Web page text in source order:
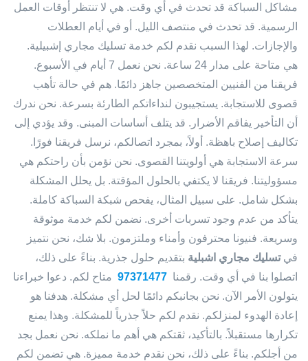
مشاكل السباكة قد تحدث في أي وقت. هي لا تنتظر أوقات العمل
الرسمية. قد تحدث في منتصف الليل. أو في أيام العطلات
والإجازات. لهذا السبب نقدم لكم خدمة تسليك مجاري إشبيلية.
هي متاحة على مدار 24 ساعة. نحن نعمل 7 أيام في الأسبوع.
فريقنا من الفنيين المتخصصين جاهز دائمًا. هم في حالة تأهب
قصوى للاستجابة. يستجيبون لنداءاتكم الطارئة بسرعة. نحن ندرك
أن التأخير يفاقم الأضرار. قد يتلف أساسات المبنى. وقد يؤدي إلى
تكاليف إصلاح باهظة. أولاً، بمجرد اتصالكم، نرسل فريقنا فورًا.
سرعة الاستجابة هي أولويتنا القصوى. نحن نؤمن بأن راحتكم هي
مسؤوليتنا. فريقنا لا يكتفي بالحلول المؤقتة. بل يحلل المشكلة
بشكل شامل. على سبيل المثال، يفحص شبكة السباكة كاملة.
يتأكد من عدم وجود تسربات أخرى. نضمن لكم خدمة موثوقة
وسريعة. فنيونا محترفون وأمناء وملتزمون. بلا شك، نحن نتميز
فيتسليك مجاري اشبلية بتقديم حلول جذرية. بناءً على ذلك،
اتصلوا بنا في أي وقت. رقمنا 97371477 متاح لكم. دعوا خبراءنا
يتولون الأمر الآن. نحن بجانبكم دائمًا لحل أي مشكلة. هدفنا هو
إعادة الهدوء لمنزلكم. نقدم لكم حلاً جذرياً للمشكلة. وهذا يمنع
تكرارها مستقبلاً. بالتأكيد، ثقتكم هي أهم ما نملكه. نحن نعمل بجد
من أجلكم. بناءً على ذلك، نحن نقدم خدمة مميزة. هي تضمن لكم